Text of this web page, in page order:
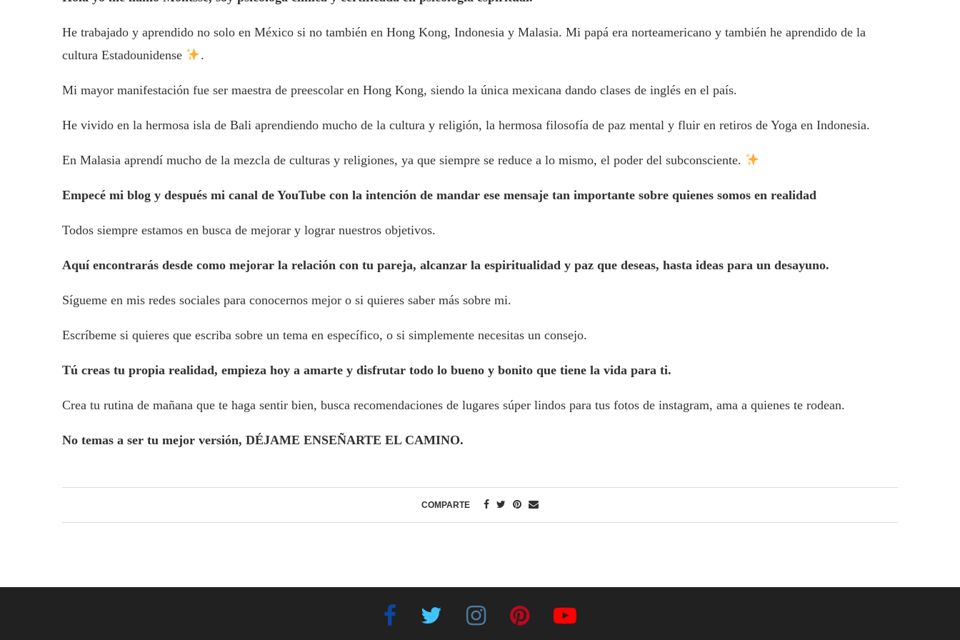
He trabajado y aprendido no solo en México si no también en Hong Kong, Indonesia y Malasia. Mi papá era norteamericano y también he aprendido de la
cultura Estadounidense
.
Mi mayor manifestación fue ser maestra de preescolar en Hong Kong, siendo la única mexicana dando clases de inglés en el país.
He vivido en la hermosa isla de Bali aprendiendo mucho de la cultura y religión, la hermosa filosofía de paz mental y fluir en retiros de Yoga en Indonesia.
En Malasia aprendí mucho de la mezcla de culturas y religiones, ya que siempre se reduce a lo mismo, el poder del subconsciente.
Empecé mi blog y después mi canal de YouTube con la intención de mandar ese mensaje tan importante sobre quienes somos en realidad
Todos siempre estamos en busca de mejorar y lograr nuestros objetivos.
Aquí encontrarás desde como mejorar la relación con tu pareja, alcanzar la espiritualidad y paz que deseas, hasta ideas para un desayuno.
Sígueme en mis redes sociales para conocernos mejor o si quieres saber más sobre mi.
Escríbeme si quieres que escriba sobre un tema en específico, o si simplemente necesitas un consejo.
Tú creas tu propia realidad, empieza hoy a amarte y disfrutar todo lo bueno y bonito que tiene la vida para ti.
Crea tu rutina de mañana que te haga sentir bien, busca recomendaciones de lugares súper lindos para tus fotos de instagram, ama a quienes te rodean.
No temas a ser tu mejor versión, DÉJAME ENSEÑARTE EL CAMINO.
COMPARTE